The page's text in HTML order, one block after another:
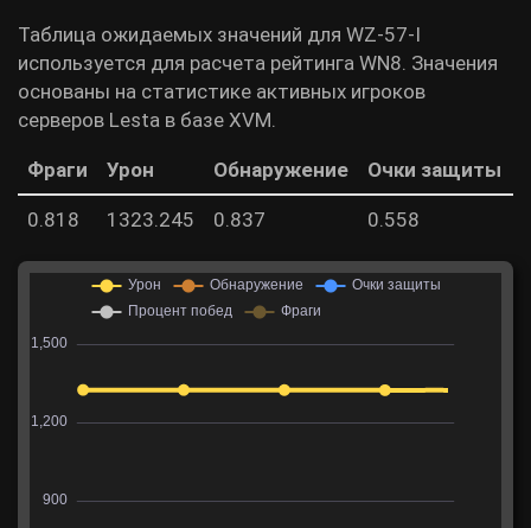
Таблица ожидаемых значений для WZ-57-I
используется для расчета рейтинга WN8. Значения
основаны на статистике активных игроков
серверов Lesta в базе XVM.
Фраги Урон Обнаружение Очки защиты
0.818 1323.245 0.837 0.558